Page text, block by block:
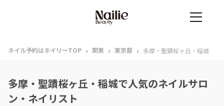
ネイル予約はネイリーTOP › 関東 › 東京都 › 多摩・聖蹟桜ヶ丘・稲城
多摩・聖蹟桜ヶ丘・稲城で人気のネイルサロ
ン・ネイリスト